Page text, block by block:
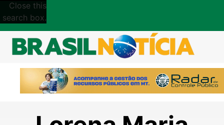
Close this
search box.